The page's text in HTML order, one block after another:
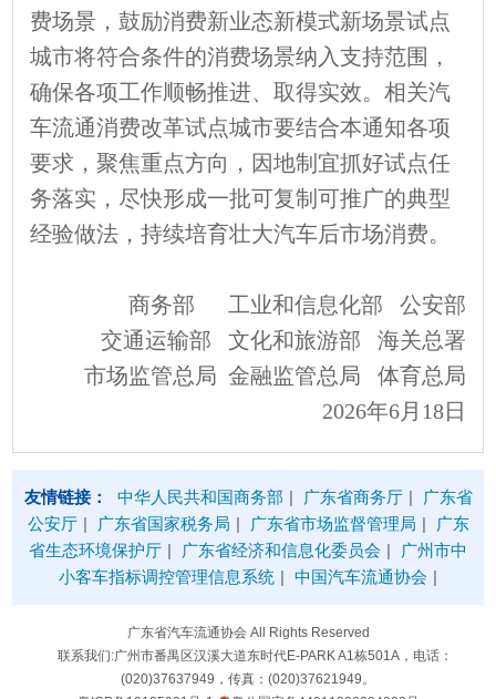
费场景，鼓励消费新业态新模式新场景试点
城市将符合条件的消费场景纳入支持范围，
确保各项工作顺畅推进、取得实效。相关汽
车流通消费改革试点城市要结合本通知各项
要求，聚焦重点方向，因地制宜抓好试点任
务落实，尽快形成一批可复制可推广的典型
经验做法，持续培育壮大汽车后市场消费。
商务部 工业和信息化部 公安部
交通运输部 文化和旅游部 海关总署
市场监管总局 金融监管总局 体育总局
2026年6月18日
友情链接： 中华人民共和国商务部 | 广东省商务厅 |
广东省
公安厅 | 广东省国家税务局 | 广东省市场监督管理局 |
广东
省生态环境保护厅 | 广东省经济和信息化委员会 |
广州市中
小客车指标调控管理信息系统 | 中国汽车流通协会 |
广东省汽车流通协会 All Rights Reserved
联系我们:广州市番禺区汉溪大道东时代E-PARK A1栋501A，电话：
(020)37637949，传真：(020)37621949。